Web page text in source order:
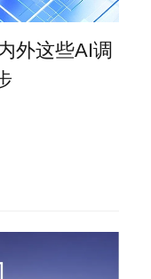
外这些AI调